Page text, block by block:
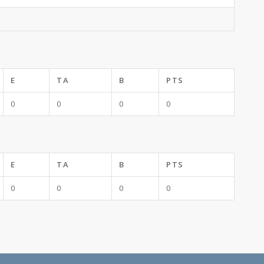
E TA B PTS
0 0 0 0
E TA B PTS
0 0 0 0